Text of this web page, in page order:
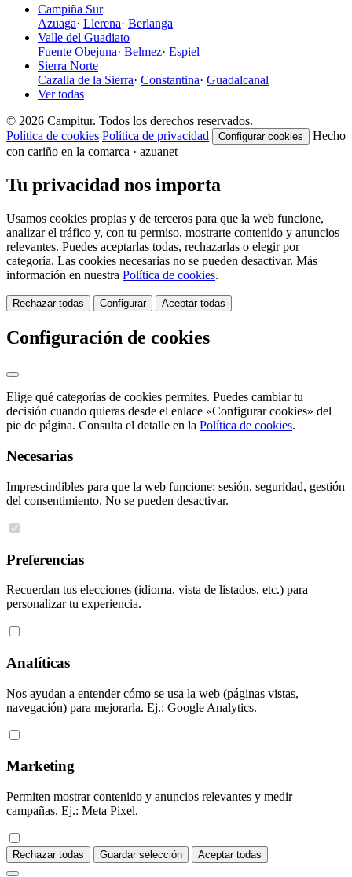
Campiña Sur
Azuaga· Llerena· Berlanga
Valle del Guadiato
Fuente Obejuna· Belmez· Espiel
Sierra Norte
Cazalla de la Sierra· Constantina· Guadalcanal
Ver todas
© 2026 Campitur. Todos los derechos reservados.
Política de cookies Política de privacidad Configurar cookies
Hecho
con cariño en la comarca · azuanet
Tu privacidad nos importa
Usamos cookies propias y de terceros para que la web funcione,
analizar el tráfico y, con tu permiso, mostrarte contenido y anuncios
relevantes. Puedes aceptarlas todas, rechazarlas o elegir por
categoría. Las cookies necesarias no se pueden desactivar. Más
información en nuestra Política de cookies.
Rechazar todas Configurar Aceptar todas
Configuración de cookies
Elige qué categorías de cookies permites. Puedes cambiar tu
decisión cuando quieras desde el enlace «Configurar cookies» del
pie de página. Consulta el detalle en la Política de cookies.
Necesarias
Imprescindibles para que la web funcione: sesión, seguridad, gestión
del consentimiento. No se pueden desactivar.
Preferencias
Recuerdan tus elecciones (idioma, vista de listados, etc.) para
personalizar tu experiencia.
Analíticas
Nos ayudan a entender cómo se usa la web (páginas vistas,
navegación) para mejorarla. Ej.: Google Analytics.
Marketing
Permiten mostrar contenido y anuncios relevantes y medir
campañas. Ej.: Meta Pixel.
Rechazar todas Guardar selección Aceptar todas